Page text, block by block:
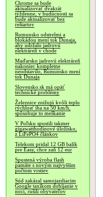
Chrome sa bude
aktualizovať dvakrát
týždenne, v budúcnosti sa
bude aktualizovať bez
reštartov
Rumunsko odstrelmi a
blokádou mení tok Dunaja,
aby udržalo jadrovú
elektráreň v chode
Maďarsko jadrovú elektráreň
nakoniec kompletne
neodstavilo, Rumunsko mení
tok Dunaja
Slovensko.sk má opäť
technické problémy
Železnice znižujú kvôli teplu
rýchlosť iba na 50 km/h,
spôsobuje to meškanie
V Poľsku spustili takmer
gigawatthodinové úložisko,
z LiFePO4 článkov
Telekom pridal 12 GB balík
pre Easy, chce zaň 12 eur
Spustená výroba flash
pamäte s novým najvyšším
počtom vrstiev
Súd zakázal samojazdiacim
Google taxíkom dobíjanie v
noci, rušili obyvateľov